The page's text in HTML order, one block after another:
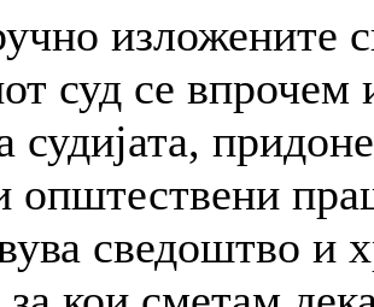
изложените
суд се впрочем
судијата,
општествени
сведоштво и